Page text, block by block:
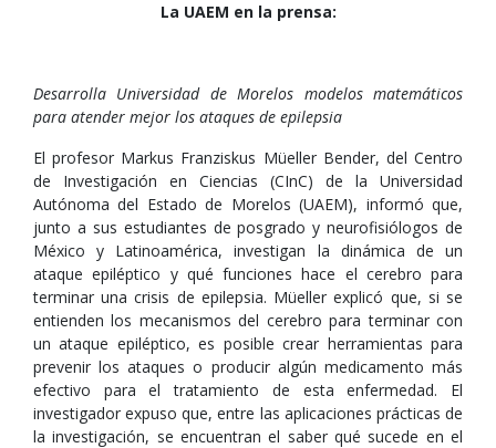
La UAEM en la prensa:
Desarrolla Universidad de Morelos modelos matemáticos
para atender mejor los ataques de epilepsia
El profesor Markus Franziskus Müeller Bender, del Centro
de Investigación en Ciencias (CInC) de la Universidad
Autónoma del Estado de Morelos (UAEM), informó que,
junto a sus estudiantes de posgrado y neurofisiólogos de
México y Latinoamérica, investigan la dinámica de un
ataque epiléptico y qué funciones hace el cerebro para
terminar una crisis de epilepsia. Müeller explicó que, si se
entienden los mecanismos del cerebro para terminar con
un ataque epiléptico, es posible crear herramientas para
prevenir los ataques o producir algún medicamento más
efectivo para el tratamiento de esta enfermedad. El
investigador expuso que, entre las aplicaciones prácticas de
la investigación, se encuentran el saber qué sucede en el